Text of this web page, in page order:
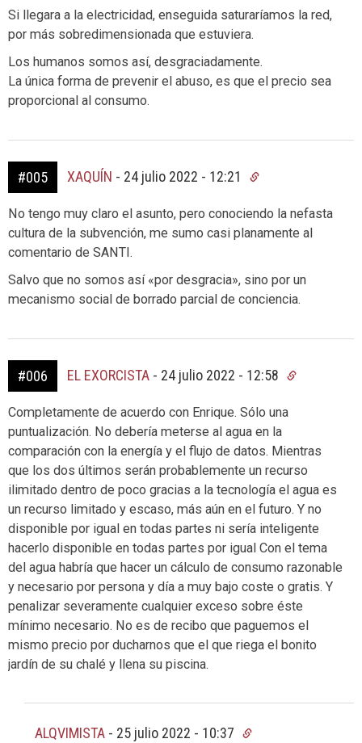
Si llegara a la electricidad, enseguida saturaríamos la red,
por más sobredimensionada que estuviera.
Los humanos somos así, desgraciadamente.
La única forma de prevenir el abuso, es que el precio sea
proporcional al consumo.
#005 XAQUÍN - 24 julio 2022 - 12:21
No tengo muy claro el asunto, pero conociendo la nefasta
cultura de la subvención, me sumo casi planamente al
comentario de SANTI.
Salvo que no somos así «por desgracia», sino por un
mecanismo social de borrado parcial de conciencia.
#006 EL EXORCISTA - 24 julio 2022 - 12:58
Completamente de acuerdo con Enrique. Sólo una
puntualización. No debería meterse al agua en la
comparación con la energía y el flujo de datos. Mientras
que los dos últimos serán probablemente un recurso
ilimitado dentro de poco gracias a la tecnología el agua es
un recurso limitado y escaso, más aún en el futuro. Y no
disponible por igual en todas partes ni sería inteligente
hacerlo disponible en todas partes por igual Con el tema
del agua habría que hacer un cálculo de consumo razonable
y necesario por persona y día a muy bajo coste o gratis. Y
penalizar severamente cualquier exceso sobre éste
mínimo necesario. No es de recibo que paguemos el
mismo precio por ducharnos que el que riega el bonito
jardín de su chalé y llena su piscina.
ALQVIMISTA - 25 julio 2022 - 10:37